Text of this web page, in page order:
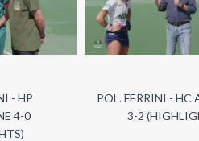
- HP
4-0
POL. FERRINI - HC
3-2